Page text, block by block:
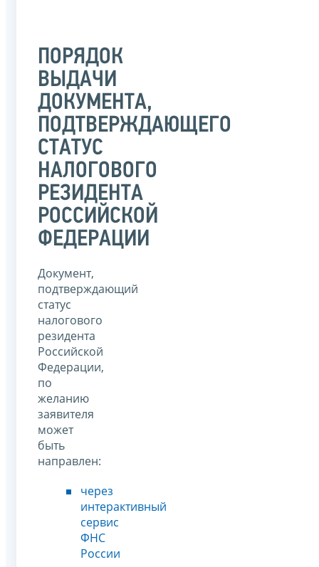
ПОРЯДОК
ВЫДАЧИ
ДОКУМЕНТА,
ПОДТВЕРЖДАЮЩЕГО
СТАТУС
НАЛОГОВОГО
РЕЗИДЕНТА
РОССИЙСКОЙ
ФЕДЕРАЦИИ
Документ,
подтверждающий
статус
налогового
резидента
Российской
Федерации,
по
желанию
заявителя
может
быть
направлен:
через
интерактивный
сервис
ФНС
России